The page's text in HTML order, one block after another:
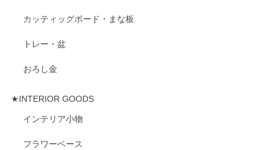
カッティッグボード・まな板
トレー・盆
おろし金
★INTERIOR GOODS
インテリア小物
フラワーベース